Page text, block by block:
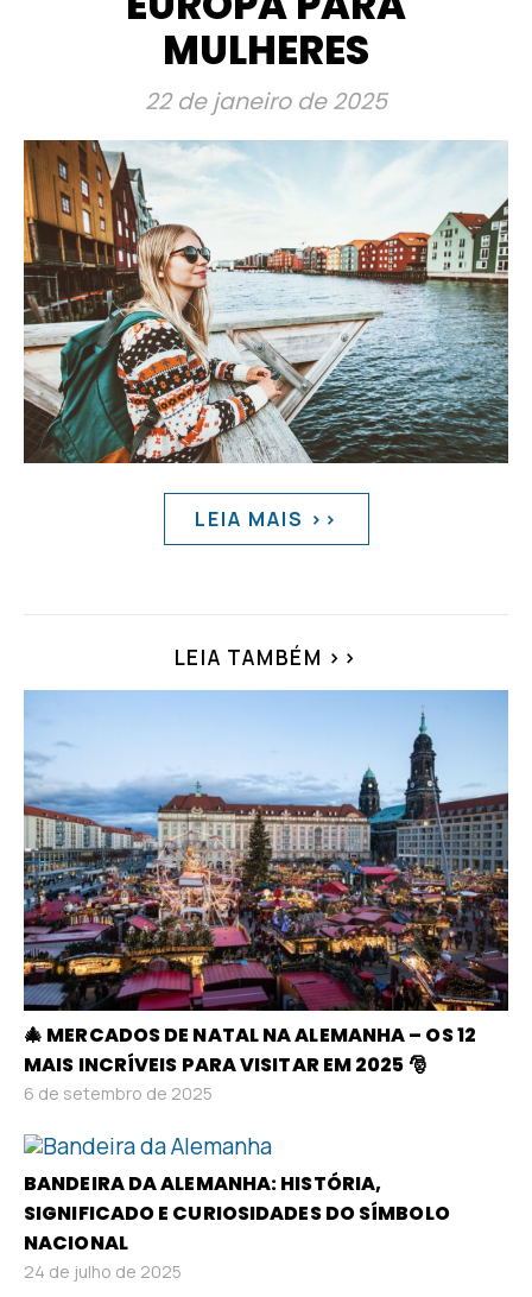
MULHERES
22 de janeiro de 2025
LEIA MAIS >>
LEIA TAMBÉM >>
🎄 MERCADOS DE NATAL NA ALEMANHA – OS 12
MAIS INCRÍVEIS PARA VISITAR EM 2025 🎅
6 de setembro de 2025
BANDEIRA DA ALEMANHA: HISTÓRIA,
SIGNIFICADO E CURIOSIDADES DO SÍMBOLO
NACIONAL
24 de julho de 2025